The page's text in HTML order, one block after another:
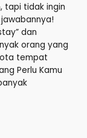
tapi tidak ingin
dan
orang yang
tempat
Perlu Kamu